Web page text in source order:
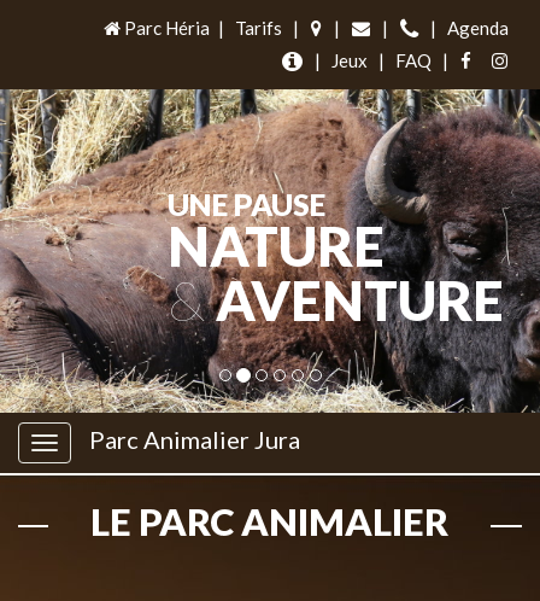
Parc Héria | Tarifs | | | |
Agenda
|
Jeux | FAQ |
UNE PAUSE
NATURE
&AVENTURE
Parc Animalier Jura
LE PARC ANIMALIER